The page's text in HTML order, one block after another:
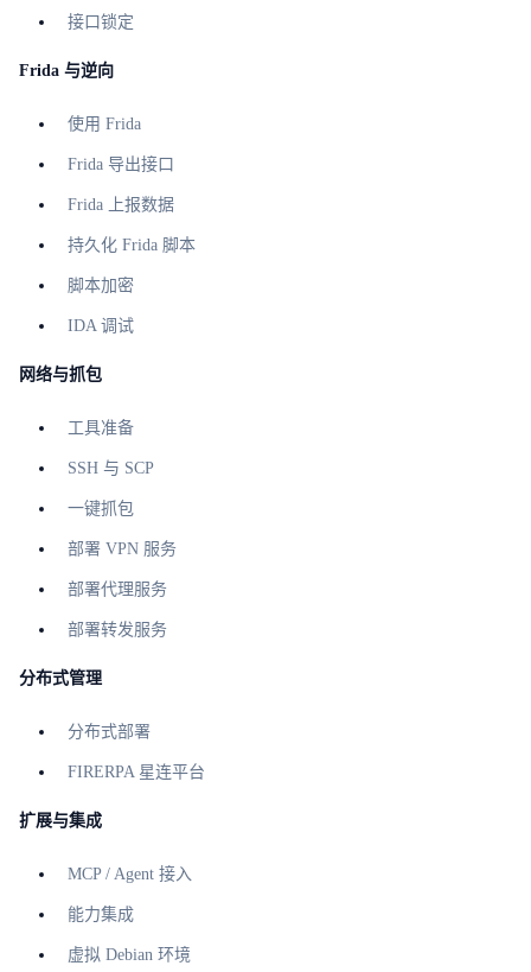
接口锁定
Frida 与逆向
使用 Frida
Frida 导出接口
Frida 上报数据
持久化 Frida 脚本
脚本加密
IDA 调试
网络与抓包
工具准备
SSH 与 SCP
一键抓包
部署 VPN 服务
部署代理服务
部署转发服务
分布式管理
分布式部署
FIRERPA 星连平台
扩展与集成
MCP / Agent 接入
能力集成
虚拟 Debian 环境